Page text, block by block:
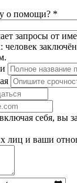
о помощи? *
запросы от
человек
себя, вы
лиц и ваши